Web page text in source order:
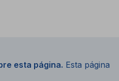
esta página. Esta página